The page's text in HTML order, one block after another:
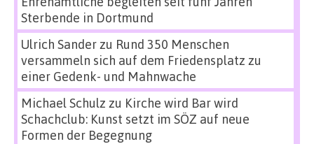
Sterbende in Dortmund
Ulrich Sanderzu Rund 350 Menschen
versammeln sich auf dem Friedensplatz zu
einer Gedenk- und Mahnwache
Michael Schulz zu Kirche wird Bar wird
Schachclub: Kunst setzt im SÖZ auf neue
Formen der Begegnung